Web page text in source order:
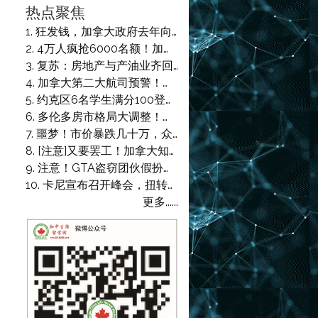
热点聚焦
狂发钱，加拿大政府去年向联邦公务员高管发放2亿奖金！包括：双语奖、风险奖、绩效奖
4万人疯抢6000名额！加拿大大批印度人绝食抗议中！省长狂批“没身份就该回自己国家！”卡尼表态：不知道什么情况
复苏：房地产与产油业齐回升 GDP释经济反弹信号
加拿大第二大航司预警！West Jet启动停运预案，今夏或迎来空乘罢工潮
约克区6名学生满分100登上状元榜，挑选了这些大学专业，大部分准备读医
多伦多房市格局大调整！列治文山华人学区房最抢手，宾顿印度区则惨遭双重打击！
噩梦！市价暴跌几十万，众多楼花拒交割，定金没收还遭起诉索赔，最高索赔$16.6万
[注意]又要罢工！加拿大知名航司宣布：8月长周末可免费改签退票！
注意！GTA盗窃团伙假扮园丁流窜！专挑靠公园住宅，有人$4w珠宝被卷走！
卡尼宣布召开峰会，扭转特鲁多10年期间1万亿外资流失！RBC：加拿大史上最严重
更多......